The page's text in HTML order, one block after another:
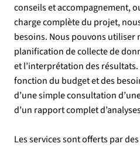
conseils et accompagnement,
charge complète du projet,
besoins. Nous pouvons utiliser
planification de collecte de
et l’interprétation des
fonction du budget et des
d’une simple consultation
d’un rapport complet
Les services sont offerts par